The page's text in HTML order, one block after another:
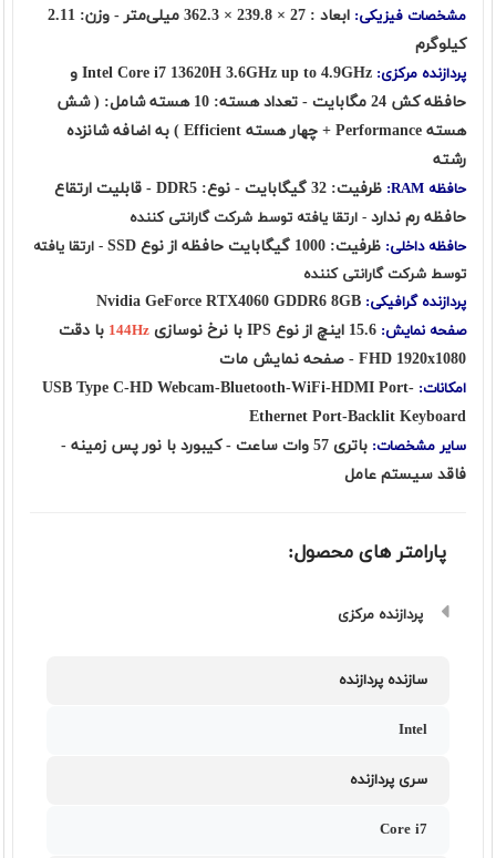
مشخصات فیزیکی:
ابعاد : 27 × 239.8 × 362.3 میلی‌متر - وزن: 2.11
کیلوگرم
پردازنده مرکزی:
Intel Core i7 13620H 3.6GHz up to 4.9GHz و
حافظه کش 24 مگابایت - تعداد هسته: 10 هسته شامل: ( شش
هسته Performance + چهار هسته Efficient ) به اضافه شانزده
رشته
حافظه RAM:
ظرفیت: 32 گیگابایت - نوع: DDR5 - قابلیت ارتقاع
حافظه رم ندارد - ارتقا یافته توسط شرکت گارانتی کننده
حافظه داخلی: ظرفیت: 1000 گیگابایت حافظه از نوع SSD
- ارتقا یافته
توسط شرکت گارانتی کننده
پردازنده گرافیکی:
صفحه نمایش: 144Hz با دقت
FHD 1920x1080 - صفحه نمایش مات
امکانات: USB Type C-HD Webcam-Bluetooth-WiFi-HDMI Port-
Ethernet Port-Backlit Keyboard
سایر مشخصات:
باتری 57 وات ساعت - کیبورد با نور پس زمینه -
فاقد سیستم عامل
پارامتر های محصول:
پردازنده مرکزی
سازنده پردازنده
Intel
سری پردازنده
Core i7